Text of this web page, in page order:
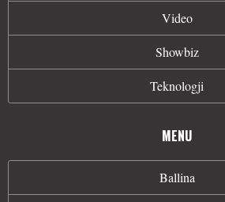
Video
Showbiz
Teknologji
MENU
Ballina